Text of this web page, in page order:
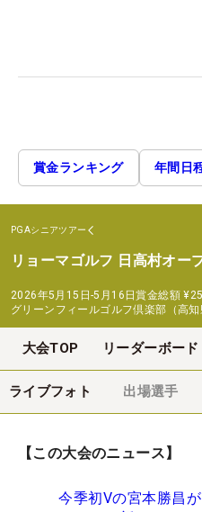
賞金ランキング 年間日
PGAシニアツアー
リョーマゴルフ 日高村オー
2026年5月15日-5月16日賞金総額
グリーンフィールゴルフ倶楽部（高知
大会TOP リーダーボード
ライブフォト 出場選手
【この大会のニュース】
今季初Vの宮本勝昌